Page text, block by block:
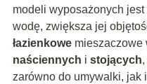
modeli wyposażonych jest
wodę, zwiększa jej
łazienkowemieszaczowe
naściennych i stojących
zarówno do umywalki, jak